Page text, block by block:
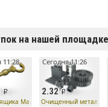
на нашей площадке
11:28
Манн Ко
2.32
Сегодня 11:26
Очищенный металл